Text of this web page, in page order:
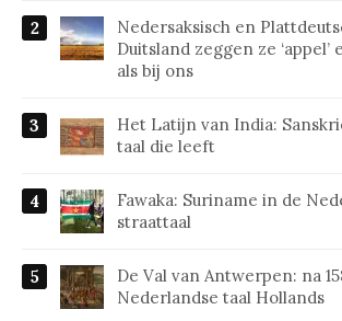
Nedersaksisch en
Duitsland zeggen ze ‘appel’
als bij ons
Het Latijn van India:
taal die leeft
Fawaka: Suriname in de
straattaal
De Val van Antwerpen: na
Nederlandse taal Hollands